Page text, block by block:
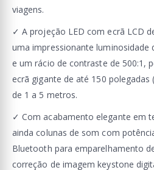
viagens.
✓ A projeção LED com ecrã LCD
uma impressionante luminosidade
e um rácio de contraste de 500:1,
ecrã gigante de até 150 polegadas
de 1 a 5 metros.
✓ Com acabamento elegante em
ainda colunas de som com
Bluetooth para emparelhamento
correção de imagem keystone